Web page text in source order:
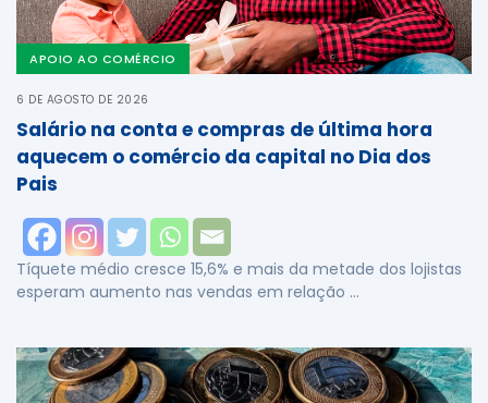
APOIO AO COMÉRCIO
6 DE AGOSTO DE 2026
Salário na conta e compras de última hora
aquecem o comércio da capital no Dia dos
Pais
Tíquete médio cresce 15,6% e mais da metade dos lojistas
esperam aumento nas vendas em relação …